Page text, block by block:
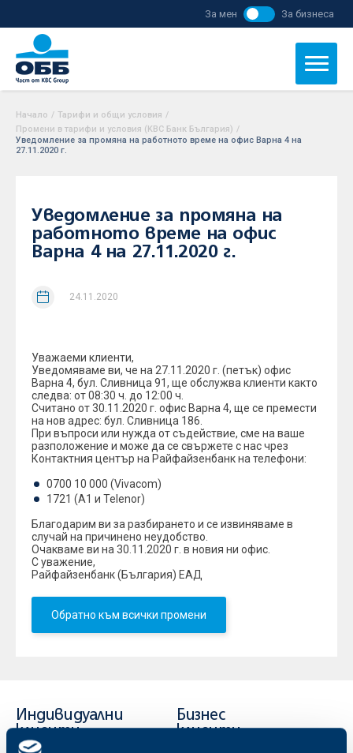
За мен За бизнеса
Начало / Тарифи и общи условия /
Промени в тарифи и условия (KBC Банк България) /
Уведомление за промяна на работното време на офис Варна 4 на
27.11.2020 г.
Уведомление за промяна на
работното време на офис
Варна 4 на 27.11.2020 г.
24.11.2020
Уважаеми клиенти,
Уведомяваме ви, че на 27.11.2020 г. (петък) офис
Варна 4, бул. Сливница 91, ще обслужва клиенти както
следва: от 08:30 ч. до 12:00 ч.
Считано от 30.11.2020 г. офис Варна 4, ще се премести
на нов адрес: бул. Сливница 186.
При въпроси или нужда от съдействие, сме на ваше
разположение и може да се свържете с нас чрез
Контактния център на Райфайзенбанк на телефони:
0700 10 000 (Vivacom)
1721 (A1 и Telenor)
Благодарим ви за разбирането и се извиняваме в
случай на причинено неудобство.
Очакваме ви на 30.11.2020 г. в новия ни офис.
С уважение,
Райфайзенбанк (България) ЕАД
Обратно към всички промени
Индивидуални
клиенти
Бизнес
клиенти